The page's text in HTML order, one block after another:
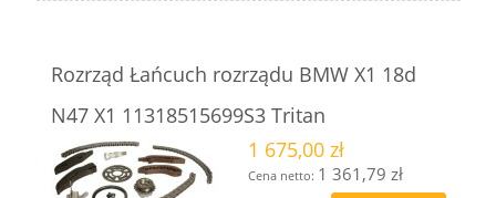
Rozrząd Łańcuch rozrządu BMW X1 18d
N47 X1 11318515699S3 Tritan
1 675,00 zł
Cena netto: 1 361,79 zł